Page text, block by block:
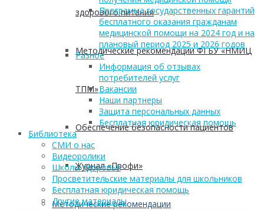
здорового питания
Методические рекомендации ФГБУ «НМИЦ
ТПМ»
Обеспечение безопасности пациентов
Журнал «Профи»
Методические рекомендации
Программа государственных гарантий
бесплатного оказания гражданам
медицинской помощи на 2024 год и на
плановый период 2025 и 2026 годов
Разное
Информация об отзывах
потребителей услуг
Вакансии
Наши партнеры
Защита персональных данных
Бесплатная юридическая помощь
Библиотека
СМИ о нас
Видеоролики
Школы здоровья
Просветительские материалы для школьников
Бесплатная юридическая помощь
Другие материалы